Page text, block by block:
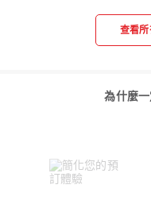
查看
為什麼